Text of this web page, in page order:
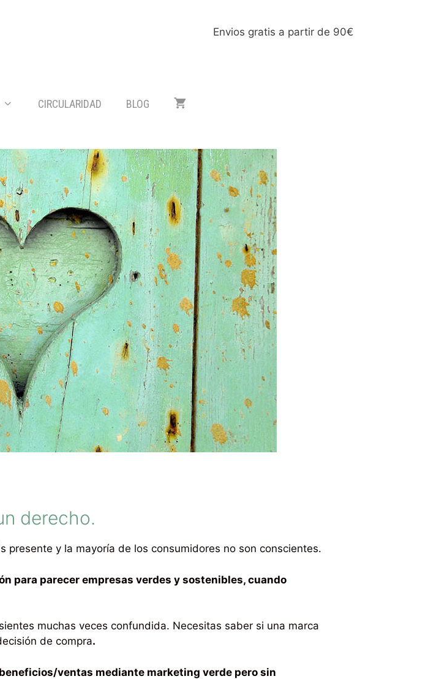
Envios gratis a partir de 90€
CIRCULARIDAD BLOG
derecho.
presente y la mayoría de los consumidores no son conscientes.
para parecer empresas verdes y sostenibles, cuando
muchas veces confundida. Necesitas saber si una marca
de compra.
ventas mediante marketing verde pero sin